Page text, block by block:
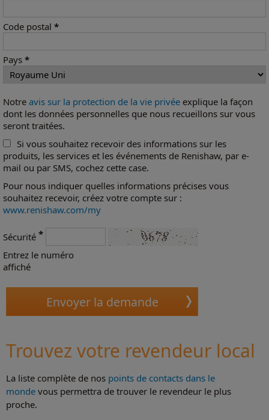
Code postal *
Pays *
Notre avis sur la protection de la vie privée explique la façon
dont les données personnelles que nous recueillons sur vous
seront traitées.
Si vous souhaitez recevoir des informations sur les
produits, les services et les événements de Renishaw, par e-
mail ou par SMS, cochez cette case.
Pour nous indiquer quelles informations précises vous
souhaitez recevoir, créez votre compte sur :
www.renishaw.com/my
Sécurité *
Entrez le numéro
affiché
Trouvez votre revendeur local
La liste complète de nos points de contacts dans le
monde vous permettra de trouver le revendeur le plus
proche.